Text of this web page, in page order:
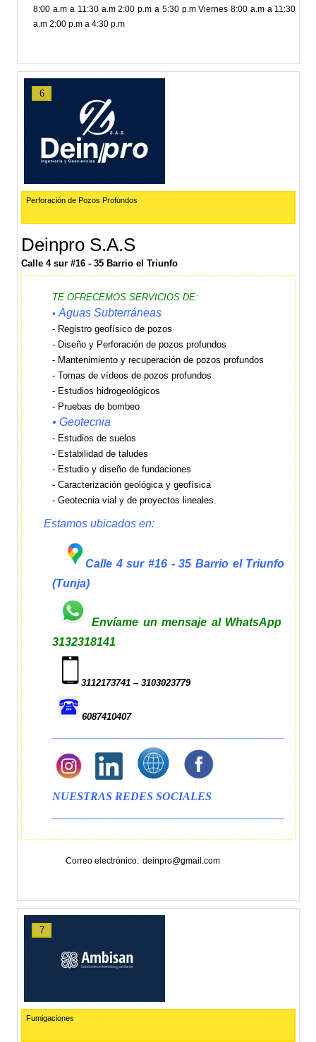
8:00 a.m a 11:30 a.m 2:00 p.m a 5:30 p.m Viernes 8:00 a.m a 11:30
a.m 2:00 p.m a 4:30 p.m
6
Perforación de Pozos Profundos
Deinpro S.A.S
Calle 4 sur #16 - 35 Barrio el Triunfo
TE OFRECEMOS SERVICIOS DE:
•Aguas Subterráneas
- Registro geofísico de pozos
- Diseño y Perforación de pozos profundos
- Mantenimiento y recuperación de pozos profundos
- Tomas de vídeos de pozos profundos
- Estudios hidrogeológicos
- Pruebas de bombeo
•Geotecnia
- Estudios de suelos
- Estabilidad de taludes
- Estudio y diseño de fundaciones
- Caracterización geológica y geofísica
- Geotecnia vial y de proyectos lineales.
Estamos ubicados en:
Calle 4 sur #16 - 35 Barrio el Triunfo
(Tunja)
Envíame un mensaje al WhatsApp
3132318141
3112173741 – 3103023779
6087410407
NUESTRAS REDES SOCIALES
Correo electrónico deinpro@gmail.com
7
Fumigaciones